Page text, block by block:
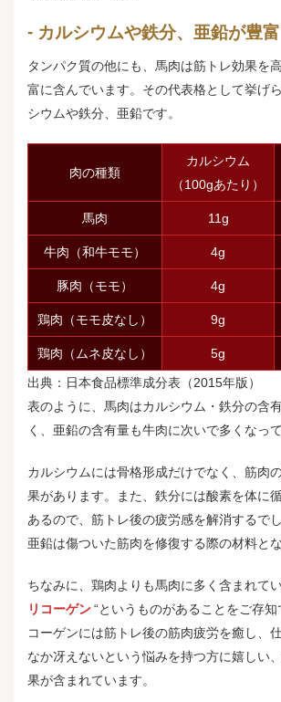
カルシウムや鉄分、亜鉛が豊富
タンパク質の他にも、馬肉は筋トレ効果を
富に含んでいます。その代表格として挙げ
シウムや鉄分、亜鉛です。
肉の種類
カルシウム
（100gあたり）
馬肉 11g
牛肉（和牛モモ） 4g
豚肉（モモ） 4g
鶏肉（モモ皮なし） 9g
鶏肉（ムネ皮なし） 5g
出典： 日本食品標準成分表（2015年版）
表のように、馬肉はカルシウム・鉄分の含
く、亜鉛の含有量も牛肉に次いで多くなって
カルシウムには骨格形成だけでなく、筋肉
果があります。また、鉄分には酸素を体に
あるので、筋トレ後の疲労感を解消するで
亜鉛は傷ついた筋肉を修復する際の材料とな
ちなみに、鶏肉よりも馬肉に多く含まれて
リコーゲン“というものがあることをご存
コーゲンには筋トレ後の筋肉疲労を癒し、
なか冴えないという悩みを持つ方に嬉しい
果が含まれています。